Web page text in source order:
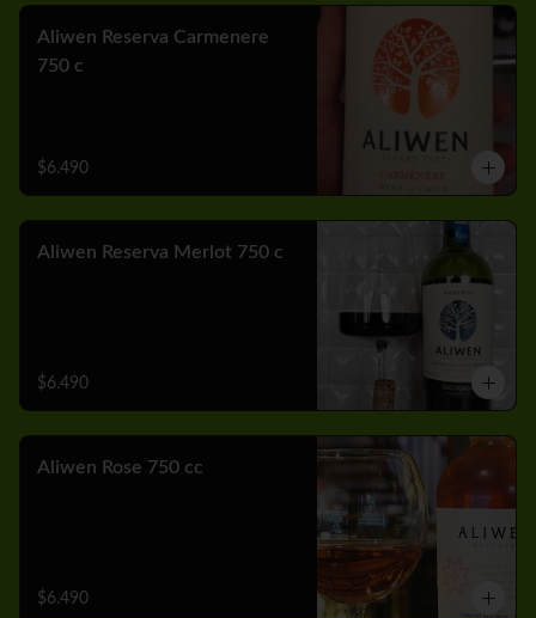
Aliwen Reserva Carmenere
750 c
$6.490
Aliwen Reserva Merlot 750 c
$6.490
Aliwen Rose 750 cc
$6.490